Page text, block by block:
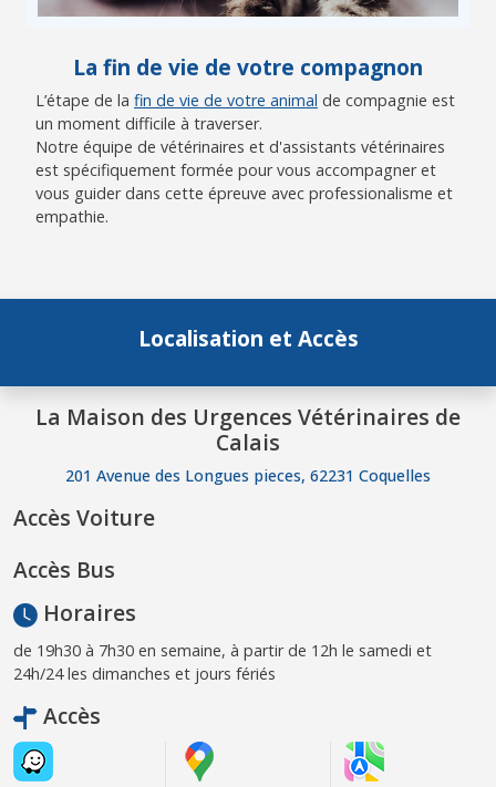
La fin de vie de votre compagnon
L’étape de la fin de vie de votre animal de compagnie est
un moment difficile à traverser.
Notre équipe de vétérinaires et d'assistants vétérinaires
est spécifiquement formée pour vous accompagner et
vous guider dans cette épreuve avec professionalisme et
empathie.
Localisation et Accès
La Maison des Urgences Vétérinaires de
Calais
201 Avenue des Longues pieces, 62231 Coquelles
Accès Voiture
Accès Bus
Horaires
de 19h30 à 7h30 en semaine, à partir de 12h le samedi et
24h/24 les dimanches et jours fériés
Accès